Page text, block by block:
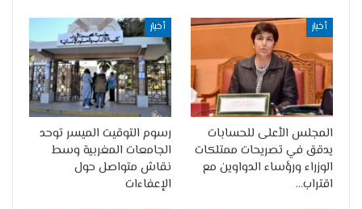
أخبار
المجلس الأعلى للحسابات
يدقق في تصريحات ممتلكات
الوزراء ورؤساء الدواوين مع
اقتراب…
أخبار
رسوم التوقيت الميسر توحد
الجامعات المغربية وسط
نقاش متواصل حول
الإعفاءات